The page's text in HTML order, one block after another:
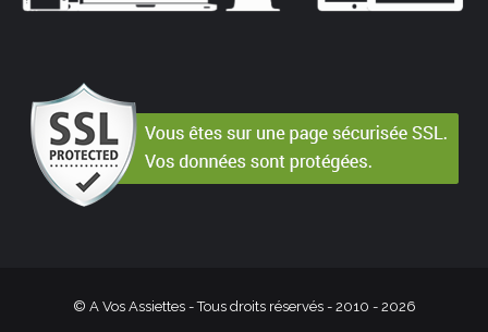
© A Vos Assiettes - Tous droits réservés - 2010 - 2026